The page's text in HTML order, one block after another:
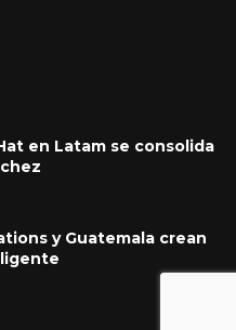
en Latam se consolida
y Guatemala crean